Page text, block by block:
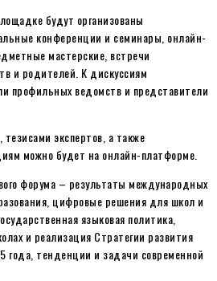
будут организованы
конференции и семинары, онлайн-
мастерские, встречи
и родителей. К дискуссиям
профильных ведомств и представители
экспертов, а также
можно будет на онлайн-платформе.
форума – результаты международных
цифровые решения для школ и
языковая политика,
и реализация Стратегии развития
года, тенденции и задачи современной